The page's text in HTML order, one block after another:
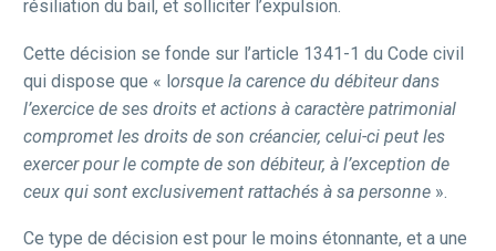
résiliation du bail, et solliciter l’expulsion.
Cette décision se fonde sur l’article 1341-1 du Code civil
qui dispose que « lorsque la carence du débiteur dans
l’exercice de ses droits et actions à caractère patrimonial
compromet les droits de son créancier, celui-ci peut les
exercer pour le compte de son débiteur, à l’exception de
ceux qui sont exclusivement rattachés à sa personne ».
Ce type de décision est pour le moins étonnante, et a une